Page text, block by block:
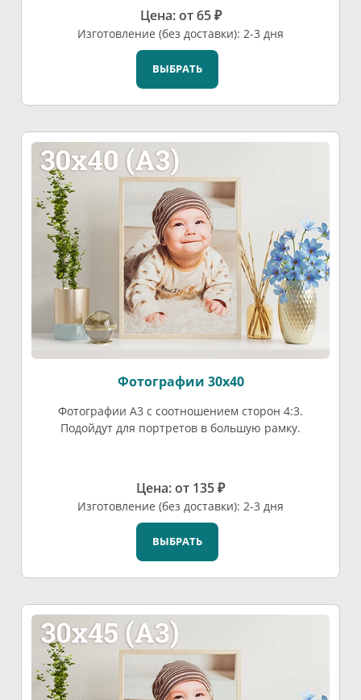
Цена: от 65 ₽
Изготовление (без доставки): 2-3 дня
ВЫБРАТЬ
Фотографии 30х40
Фотографии А3 с соотношением сторон 4:3.
Подойдут для портретов в большую рамку.
Цена: от 135 ₽
Изготовление (без доставки): 2-3 дня
ВЫБРАТЬ